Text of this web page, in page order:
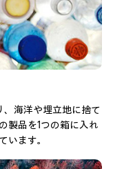
海洋や埋立地に捨て
製品を1つの箱に入れ
います。